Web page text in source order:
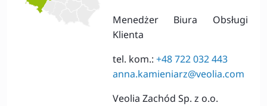
Menedżer Biura Obsługi
Klienta
tel. kom.: +48 722 032 443
anna.kamieniarz@veolia.com
Veolia Zachód Sp. z o.o.